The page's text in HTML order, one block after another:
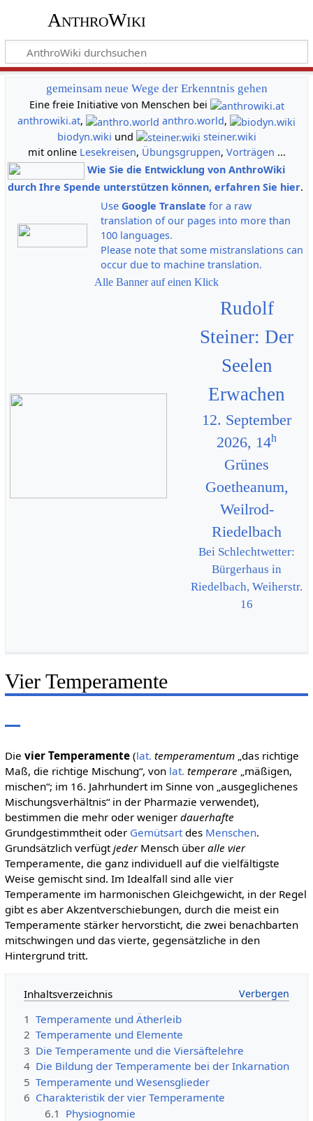
AnthroWiki
gemeinsam neue Wege der Erkenntnis gehen
Eine freie Initiative von Menschen bei
anthrowiki.at, anthro.world,
biodyn.wiki und
steiner.wiki
mit online Lesekreisen, Übungsgruppen, Vorträgen ...
Wie Sie die Entwicklung von AnthroWiki
durch Ihre Spende unterstützen können, erfahren Sie hier.
Use Google Translate for a raw
translation of our pages into more than
100 languages.
Please note that some mistranslations can
occur due to machine translation.
Alle Banner auf einen Klick
Rudolf
Steiner: Der
Seelen
Erwachen
12. September
2026, 14h
Grünes
Goetheanum,
Weilrod-
Riedelbach
Bei Schlechtwetter:
Bürgerhaus in
Riedelbach, Weiherstr.
16
Vier Temperamente
Die vier Temperamente(lat. temperamentum„das richtige
Maß, die richtige Mischung“, von lat. temperare „mäßigen,
mischen“; im 16. Jahrhundert im Sinne von „ausgeglichenes
Mischungsverhältnis“ in der Pharmazie verwendet),
bestimmen die mehr oder weniger dauerhafte
Grundgestimmtheit oder Gemütsartdes Menschen.
Grundsätzlich verfügtjederMensch über alle vier
Temperamente, die ganz individuell auf die vielfältigste
Weise gemischt sind. Im Idealfall sind alle vier
Temperamente im harmonischen Gleichgewicht, in der Regel
gibt es aber Akzentverschiebungen, durch die meist ein
Temperamente stärker hervorsticht, die zwei benachbarten
mitschwingen und das vierte, gegensätzliche in den
Hintergrund tritt.
Inhaltsverzeichnis
1 Temperamente und Ätherleib
2 Temperamente und Elemente
3 Die Temperamente und die Viersäftelehre
4 Die Bildung der Temperamente bei der Inkarnation
5 Temperamente und Wesensglieder
6 Charakteristik der vier Temperamente
6.1 Physiognomie